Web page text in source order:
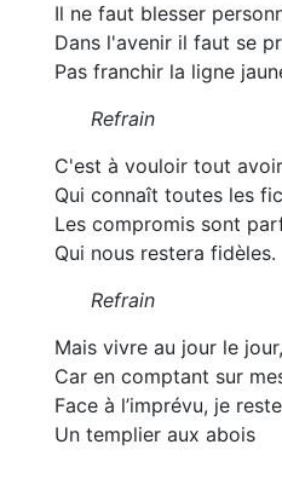
Il ne faut blesser
Dans l'avenir il faut se
Pas franchir la ligne
Refrain
C'est à vouloir tout
Qui connaît toutes les
Les compromis sont
Qui nous restera fidèles.
Refrain
Mais vivre au jour le
Car en comptant sur
Face à l’imprévu, je
Un templier aux abois